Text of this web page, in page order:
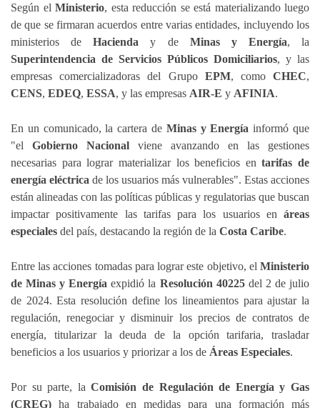
Según el Ministerio, esta reducción se está materializando luego
de que se firmaran acuerdos entre varias entidades, incluyendo los
ministerios deHacienda y de Minas y Energía, la
Superintendencia de Servicios Públicos Domiciliarios, y las
empresas comercializadoras del Grupo EPM, comoCHEC,
CENS, EDEQ, ESSA, y las empresas AIR-E y AFINIA.
En un comunicado, la cartera de Minas y Energía informó que
"el Gobierno Nacional viene avanzando en las gestiones
necesarias para lograr materializar los beneficios entarifas de
energía eléctrica de los usuarios más vulnerables". Estas acciones
están alineadas con las políticas públicas y regulatorias que buscan
impactar positivamente las tarifas para los usuarios en áreas
especiales del país, destacando la región de la Costa Caribe.
Entre las acciones tomadas para lograr este objetivo, el Ministerio
de Minas y Energía expidió la Resolución 40225del 2 de julio
de 2024. Esta resolución define los lineamientos para ajustar la
regulación, renegociar y disminuir los precios de contratos de
energía, titularizar la deuda de la opción tarifaria, trasladar
beneficios a los usuarios y priorizar a los de Áreas Especiales.
Por su parte, laComisión de Regulación de Energía y Gas
(CREG) ha trabajado en medidas para una formación más